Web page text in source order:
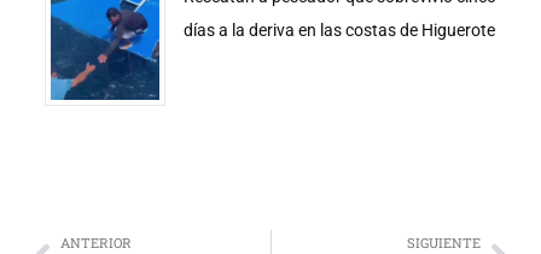
días a la deriva en las costas de Higuerote
ANTERIOR SIGUIENTE